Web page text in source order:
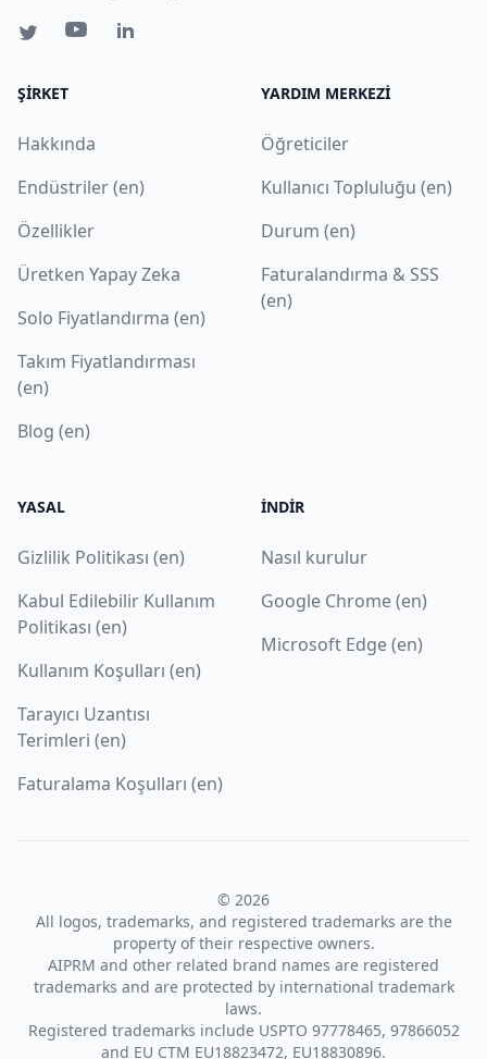
ŞIRKET
Hakkında
Endüstriler (en)
Özellikler
Üretken Yapay Zeka
Solo Fiyatlandırma (en)
Takım Fiyatlandırması
(en)
Blog (en)
YARDIM MERKEZI
Öğreticiler
Kullanıcı Topluluğu (en)
Durum (en)
Faturalandırma & SSS
(en)
YASAL
Gizlilik Politikası (en)
Kabul Edilebilir Kullanım
Politikası (en)
Kullanım Koşulları (en)
Tarayıcı Uzantısı
Terimleri (en)
Faturalama Koşulları (en)
İNDIR
Nasıl kurulur
Google Chrome (en)
Microsoft Edge (en)
© 2026
All logos, trademarks, and registered trademarks are the
property of their respective owners.
AIPRM and other related brand names are registered
trademarks and are protected by international trademark
laws.
Registered trademarks include USPTO 97778465, 97866052
and EU CTM EU18823472, EU18830896.